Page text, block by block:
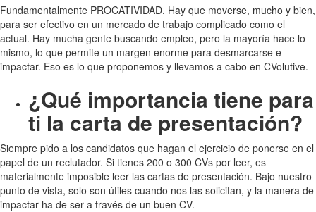
Fundamentalmente PROCATIVIDAD. Hay que moverse, mucho y bien,
para ser efectivo en un mercado de trabajo complicado como el
actual. Hay mucha gente buscando empleo, pero la mayoría hace lo
mismo, lo que permite un margen enorme para desmarcarse e
impactar. Eso es lo que proponemos y llevamos a cabo en CVolutive.
¿Qué importancia tiene para
ti la carta de presentación?
Siempre pido a los candidatos que hagan el ejercicio de ponerse en el
papel de un reclutador. Si tienes 200 o 300 CVs por leer, es
materialmente imposible leer las cartas de presentación. Bajo nuestro
punto de vista, solo son útiles cuando nos las solicitan, y la manera de
impactar ha de ser a través de un buen CV.